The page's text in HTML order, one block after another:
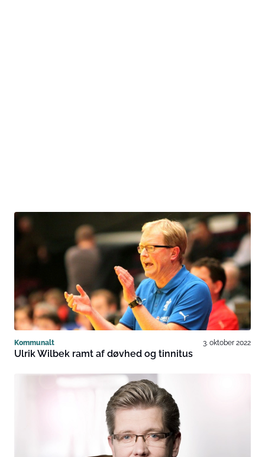
Kommunalt 3. oktober 2022
Ulrik Wilbek ramt af døvhed og tinnitus